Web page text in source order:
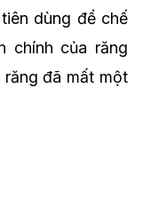
dùng để chế
chính của răng
răng đã mất một